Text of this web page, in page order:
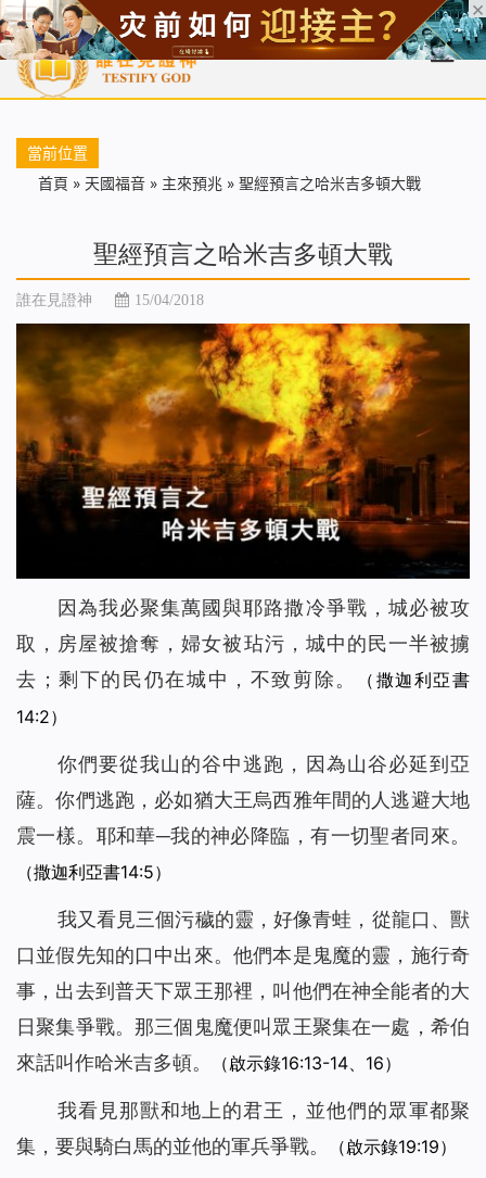
首頁 每日靈糧 天國福音 基督徒見證 信仰解答 聖經
當前位置
首頁 » 天國福音 » 主來預兆 » 聖經預言之哈米吉多頓大戰
聖經預言之哈米吉多頓大戰
誰在見證神 15/04/2018
因為我必聚集萬國與耶路撒冷爭戰，城必被攻
取，房屋被搶奪，婦女被玷污，城中的民一半被擄
去；剩下的民仍在城中，不致剪除。
（撒迦利亞書
14:2）
你們要從我山的谷中逃跑，因為山谷必延到亞
薩。你們逃跑，必如猶大王烏西雅年間的人逃避大地
震一樣。耶和華─我的神必降臨，有一切聖者同來。
（撒迦利亞書14:5）
我又看見三個污穢的靈，好像青蛙，從龍口、獸
口並假先知的口中出來。他們本是鬼魔的靈，施行奇
事，出去到普天下眾王那裡，叫他們在神全能者的大
日聚集爭戰。那三個鬼魔便叫眾王聚集在一處，希伯
來話叫作哈米吉多頓。
（啟示錄16:13-14、16）
我看見那獸和地上的君王，並他們的眾軍都聚
集，要與騎白馬的並他的軍兵爭戰。
（啟示錄19:19）